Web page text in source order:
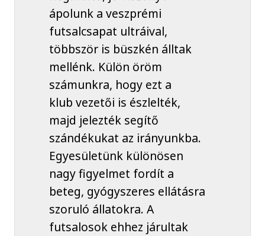
ápolunk a veszprémi
futsalcsapat ultráival,
többször is büszkén álltak
mellénk. Külön öröm
számunkra, hogy ezt a
klub vezetői is észlelték,
majd jelezték segítő
szándékukat az irányunkba.
Egyesületünk különösen
nagy figyelmet fordít a
beteg, gyógyszeres ellátásra
szoruló állatokra. A
futsalosok ehhez járultak